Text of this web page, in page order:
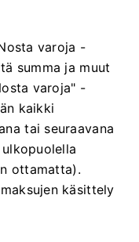
varoja -
summa ja muut
varoja" -
kaikki
tai seuraavana
ottamatta).
käsittely